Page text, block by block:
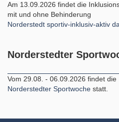
Am 13.09.2026 findet die
mit und ohne Behinderung
Norderstedt sportiv-inklusiv-aktiv
Norderstedter
Vom 29.08. - 06.09.2026 findet die
Norderstedter Sportwoche statt.